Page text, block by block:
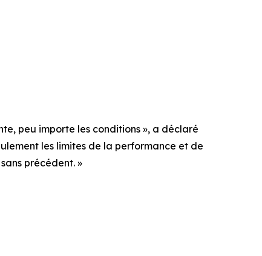
peu importe les conditions », a déclaré
les limites de la performance et de
précédent. »